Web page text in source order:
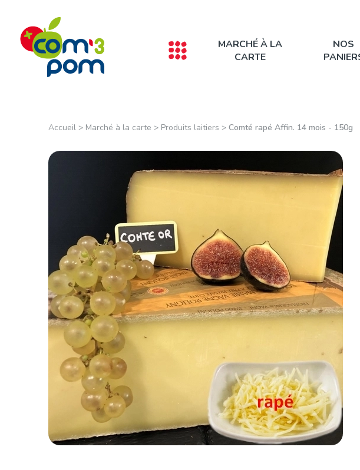
MARCHÉ À LA
CARTE
NOS
Accueil > Marché à la carte > Produits laitiers > Comté rapé Affin. 14 mois - 150g